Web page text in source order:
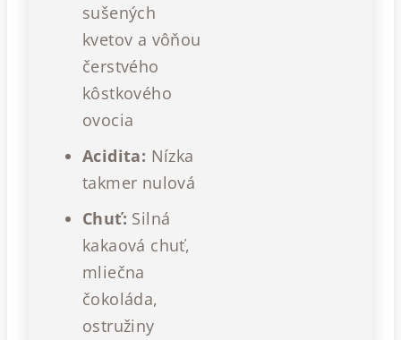
sušených
kvetov a vôňou
čerstvého
kôstkového
ovocia
Acidita: Nízka
takmer nulová
Chuť: Silná
kakaová chuť,
mliečna
čokoláda,
ostružiny